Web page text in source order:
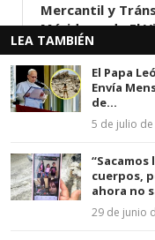
Mercantil y
Mérida, sede El
11 de junio de 2026
EDICTO SE HACE
3.003.963, Parte
DE CONTRATO
Junio de 2026)
17 de junio de 2026
LEA TAMBIÉN
El Papa
Envía
de...
5 de julio
“Sacamos
cuerpos,
ahora no
29 de junio